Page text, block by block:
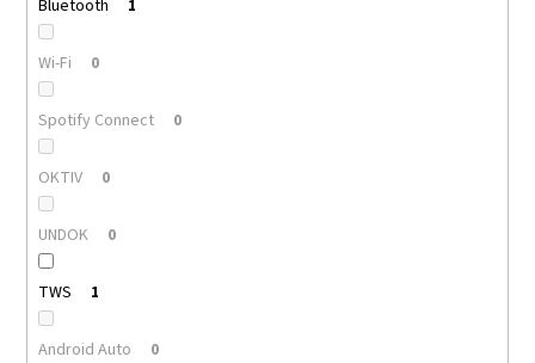
Bluetooth 1
Wi-Fi 0
Spotify Connect 0
OKTIV 0
UNDOK 0
TWS 1
Android Auto 0